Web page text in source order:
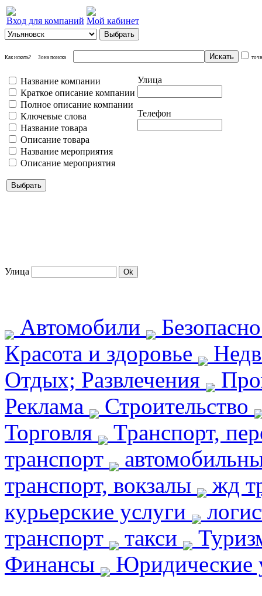
Вход для компаний Мой кабинет
Как искать? Зона поиска
Название компании
Краткое описание компании
Полное описание компании
Ключевые слова
Название товара
Описание товара
Название мероприятия
Описание мероприятия
Улица
Телефон
Улица
Автомобили
Красота и здоровье
Отдых; Развлечения
Реклама
Строительство
Торговля
Транспорт,
транспорт
транспорт, вокзалы
жд
курьерские услуги
транспорт
такси
Финансы
Юридические